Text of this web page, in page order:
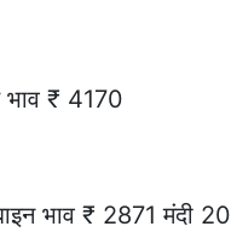
भाव ₹ 4170
भाव ₹ 2871 मंदी 20